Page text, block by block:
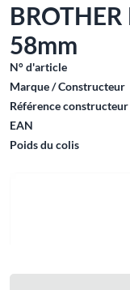
58mm
N° d'article
Marque / Constructeur
Référence constructeur
EAN
Poids du colis